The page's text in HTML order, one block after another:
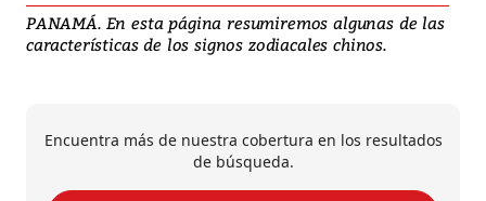
PANAMÁ. En esta página resumiremos algunas de las
características de los signos zodiacales chinos.
Encuentra más de nuestra cobertura en los resultados
de búsqueda.